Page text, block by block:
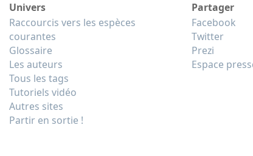
Univers
Raccourcis vers les espèces
courantes
Glossaire
Les auteurs
Tous les tags
Tutoriels vidéo
Autres sites
Partir en sortie !
Partager
Facebook
Twitter
Prezi
Espace